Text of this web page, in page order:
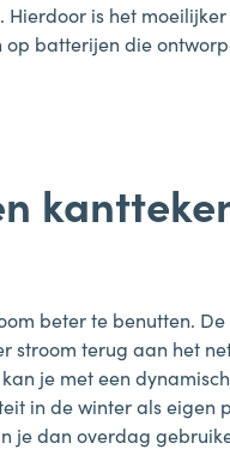
is het
batterijen die
beter te benutten.
stroom terug aan het
je met een
in de winter als eigen
je dan overdag